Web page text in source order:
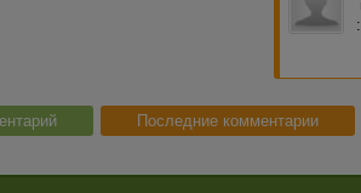
Последние комментарии